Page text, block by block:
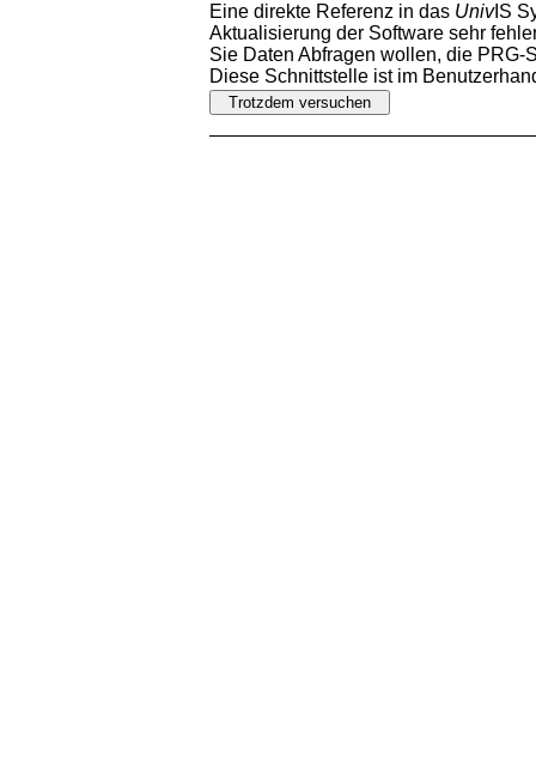
Eine direkte Referenz in das UnivIS
Aktualisierung der Software sehr
Sie Daten Abfragen wollen, die PRG-
Diese Schnittstelle ist im